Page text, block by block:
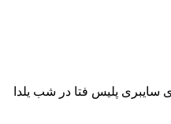
سایبری پلیس فتا در شب یلدا